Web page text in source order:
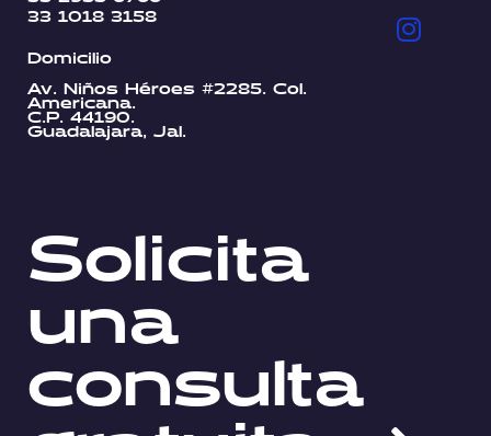
33 1018 3158
Domicilio
Av. Niños Héroes #2285. Col.
Americana.
C.P. 44190.
Guadalajara, Jal.
Solicita
una
consulta